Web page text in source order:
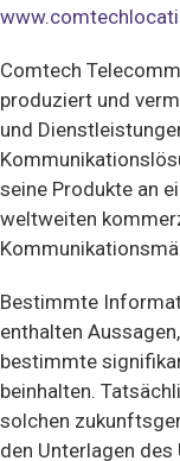
Comtech
produziert und
und
seine Produkte an
weltweiten
Bestimmte
enthalten
bestimmte
beinhalten.
solchen
den Unterlagen